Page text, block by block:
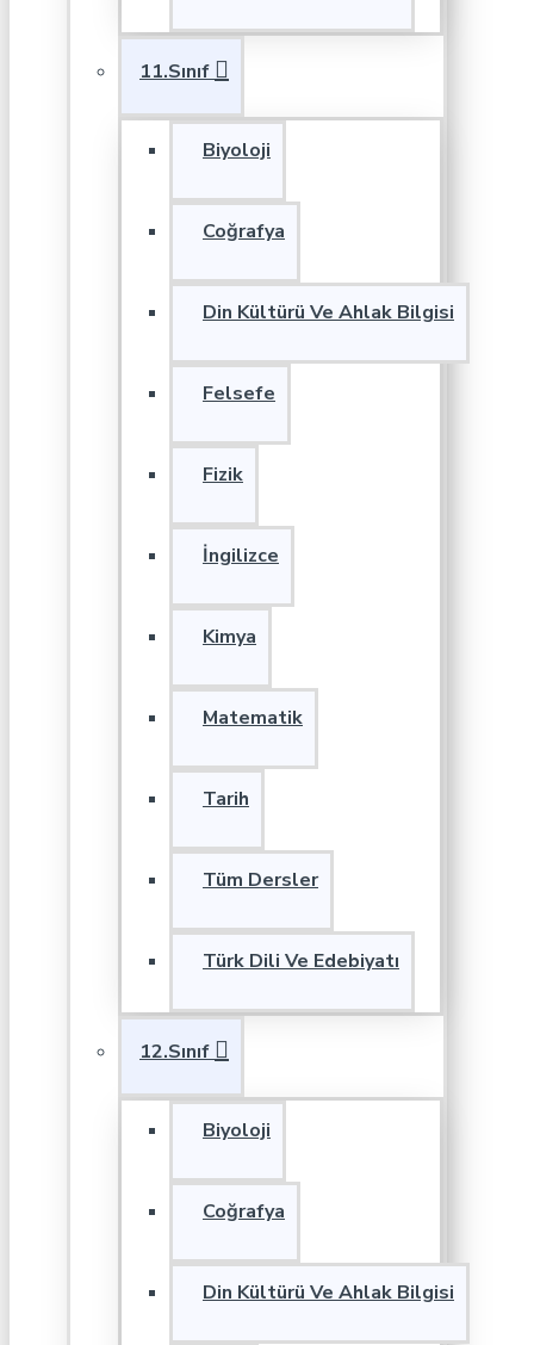
11.Sınıf
Biyoloji
Coğrafya
Din Kültürü Ve Ahlak Bilgisi
Felsefe
Fizik
İngilizce
Kimya
Matematik
Tarih
Tüm Dersler
Türk Dili Ve Edebiyatı
12.Sınıf
Biyoloji
Coğrafya
Din Kültürü Ve Ahlak Bilgisi